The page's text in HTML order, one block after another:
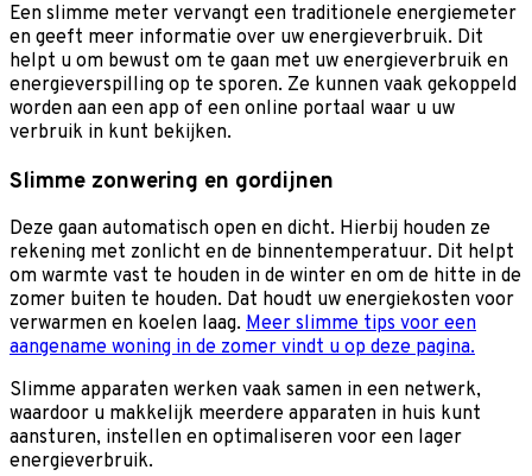
Een slimme meter vervangt een traditionele energiemeter
en geeft meer informatie over uw energieverbruik. Dit
helpt u om bewust om te gaan met uw energieverbruik en
energieverspilling op te sporen. Ze kunnen vaak gekoppeld
worden aan een app of een online portaal waar u uw
verbruik in kunt bekijken.
Slimme zonwering en gordijnen
Deze gaan automatisch open en dicht. Hierbij houden ze
rekening met zonlicht en de binnentemperatuur. Dit helpt
om warmte vast te houden in de winter en om de hitte in de
zomer buiten te houden. Dat houdt uw energiekosten voor
verwarmen en koelen laag. Meer slimme tips voor een
aangename woning in de zomer vindt u op deze pagina.
Slimme apparaten werken vaak samen in een netwerk,
waardoor u makkelijk meerdere apparaten in huis kunt
aansturen, instellen en optimaliseren voor een lager
energieverbruik.